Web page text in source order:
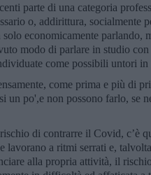
parte di una categoria
o, addirittura, socialmente
economicamente parlando,
modo di parlare in studio
come possibili untori in
come prima e più di
un po',e non possono farlo, se
di contrarre il Covid, c’è
lavorano a ritmi serrati e,
alla propria attività, il